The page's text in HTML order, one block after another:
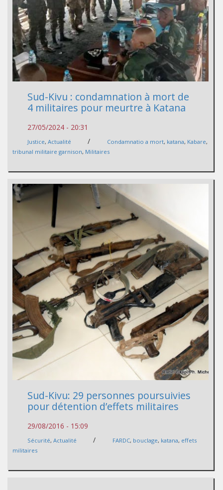
Sud-Kivu : condamnation à mort de
4 militaires pour meurtre à Katana
27/05/2024 - 20:31
Justice, Actualité / Condamnatio a mort, katana, Kabare,
tribunal militaire garnison, Militaires
Sud-Kivu: 29 personnes poursuivies
pour détention d’effets militaires
29/08/2016 - 15:09
Sécurité, Actualité / FARDC, bouclage, katana, effets
militaires